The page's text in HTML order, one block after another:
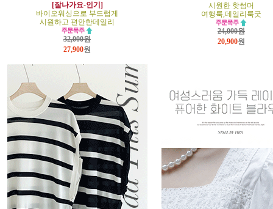
[잘나가요-인기]
바이오워싱으로 부드럽게
시원하고 편안한데일리
32,000원
27,900원
시원한 핫썸머
여행룩,데일리룩굿
24,000원
20,900원